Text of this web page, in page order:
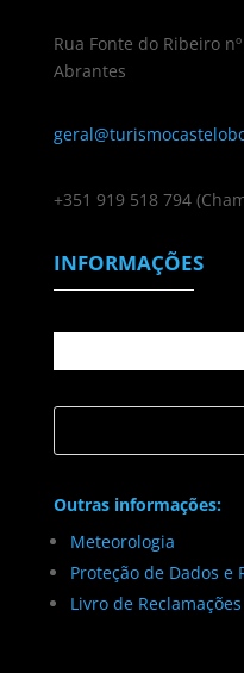
Rua Fonte do Ribeiro
Abrantes
+351 919 518 794
INFORMAÇÕES
Outras informações:
Meteorologia
Proteção de Dados e
Livro de Reclamações